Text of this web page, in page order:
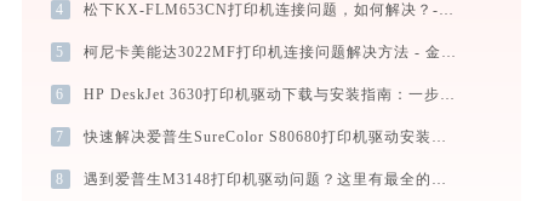
4 松下KX-FLM653CN打印机连接问题，如何解决？-金山毒霸
5 柯尼卡美能达3022MF打印机连接问题解决方法 - 金山毒霸
6 HP DeskJet 3630打印机驱动下载与安装指南：一步步教您操作
7 快速解决爱普生SureColor S80680打印机驱动安装问题，这篇文章告诉你方法
8 遇到爱普生M3148打印机驱动问题？这里有最全的下载及安装指导